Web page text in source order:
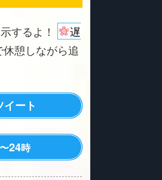
するよ！
遅
休憩しながら追
イート
24時